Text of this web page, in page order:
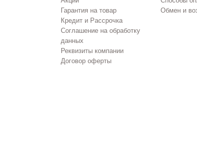
Гарантия на товар
Кредит и Рассрочка
Соглашение на обработку
данных
Реквизиты компании
Договор оферты
Обмен и